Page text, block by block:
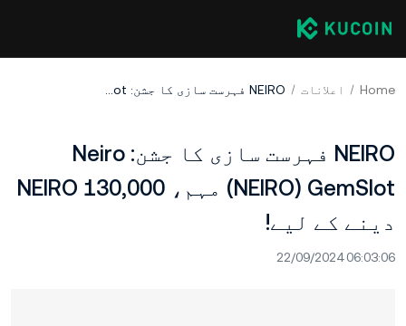
Home اعلانات NEIRO فہرست سازی کا جشن: Neiro (NEIRO) GemSlot مہم، 130,000 NEIRO دینے کے لیے!
NEIRO فہرست سازی کا جشن: Neiro
(NEIRO) GemSlot مہم، 130,000 NEIRO
دینے کے لیے!
22/09/2024 06:03:06